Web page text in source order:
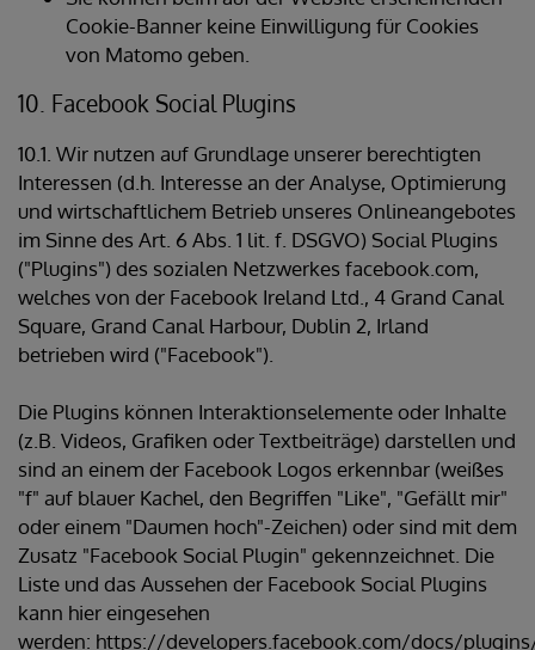
Cookie-Banner keine Einwilligung für Cookies
von Matomo geben.
10. Facebook Social Plugins
10.1. Wir nutzen auf Grundlage unserer berechtigten
Interessen (d.h. Interesse an der Analyse, Optimierung
und wirtschaftlichem Betrieb unseres Onlineangebotes
im Sinne des Art. 6 Abs. 1 lit. f. DSGVO) Social Plugins
("Plugins") des sozialen Netzwerkes facebook.com,
welches von der Facebook Ireland Ltd., 4 Grand Canal
Square, Grand Canal Harbour, Dublin 2, Irland
betrieben wird ("Facebook").
Die Plugins können Interaktionselemente oder Inhalte
(z.B. Videos, Grafiken oder Textbeiträge) darstellen und
sind an einem der Facebook Logos erkennbar (weißes
"f" auf blauer Kachel, den Begriffen "Like", "Gefällt mir"
oder einem "Daumen hoch"-Zeichen) oder sind mit dem
Zusatz "Facebook Social Plugin" gekennzeichnet. Die
Liste und das Aussehen der Facebook Social Plugins
kann hier eingesehen
werden: https://developers.facebook.com/docs/